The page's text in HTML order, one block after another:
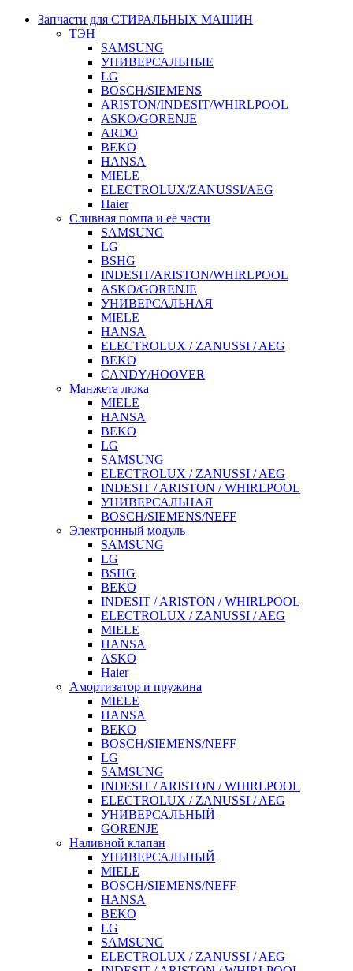
Запчасти для СТИРАЛЬНЫХ МАШИН
ТЭН
SAMSUNG
УНИВЕРСАЛЬНЫЕ
LG
BOSCH/SIEMENS
ARISTON/INDESIT/WHIRLPOOL
ASKO/GORENJE
ARDO
BEKO
HANSA
MIELE
ELECTROLUX/ZANUSSI/AEG
Haier
Сливная помпа и её части
SAMSUNG
LG
BSHG
INDESIT/ARISTON/WHIRLPOOL
ASKO/GORENJE
УНИВЕРСАЛЬНАЯ
MIELE
HANSA
ELECTROLUX / ZANUSSI / AEG
BEKO
CANDY/HOOVER
Манжета люка
MIELE
HANSA
BEKO
LG
SAMSUNG
ELECTROLUX / ZANUSSI / AEG
INDESIT / ARISTON / WHIRLPOOL
УНИВЕРСАЛЬНАЯ
BOSCH/SIEMENS/NEFF
Электронный модуль
SAMSUNG
LG
BSHG
BEKO
INDESIT / ARISTON / WHIRLPOOL
ELECTROLUX / ZANUSSI / AEG
MIELE
HANSA
ASKO
Haier
Амортизатор и пружина
MIELE
HANSA
BEKO
BOSCH/SIEMENS/NEFF
LG
SAMSUNG
INDESIT / ARISTON / WHIRLPOOL
ELECTROLUX / ZANUSSI / AEG
УНИВЕРСАЛЬНЫЙ
GORENJE
Наливной клапан
УНИВЕРСАЛЬНЫЙ
MIELE
BOSCH/SIEMENS/NEFF
HANSA
BEKO
LG
SAMSUNG
ELECTROLUX / ZANUSSI / AEG